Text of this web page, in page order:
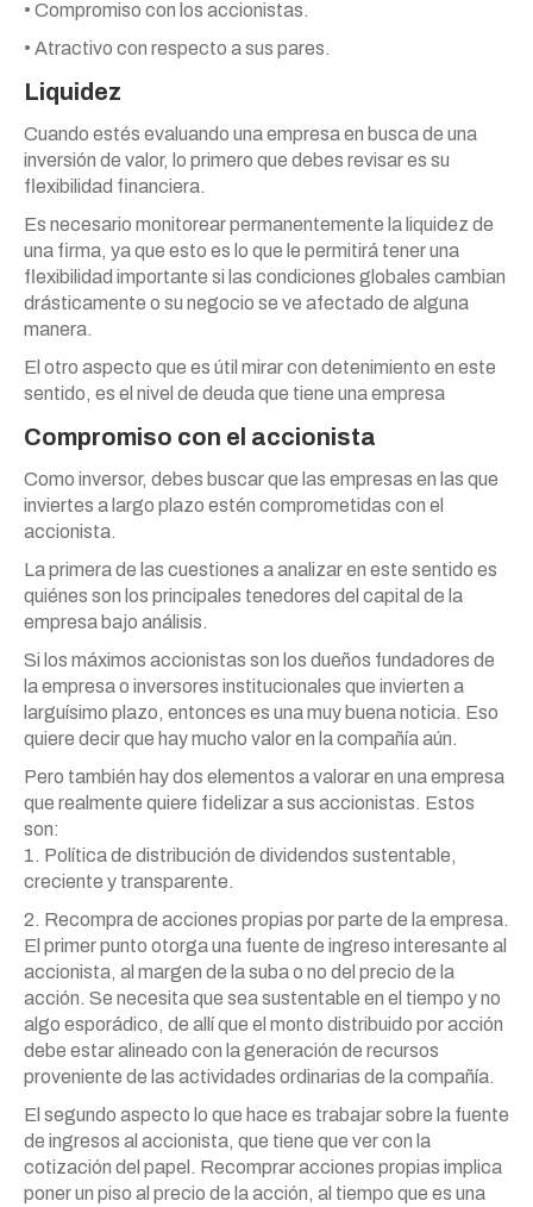
• Compromiso con los accionistas.
• Atractivo con respecto a sus pares.
Liquidez
Cuando estés evaluando una empresa en busca de una
inversión de valor, lo primero que debes revisar es su
flexibilidad financiera.
Es necesario monitorear permanentemente la liquidez de
una firma, ya que esto es lo que le permitirá tener una
flexibilidad importante si las condiciones globales cambian
drásticamente o su negocio se ve afectado de alguna
manera.
El otro aspecto que es útil mirar con detenimiento en este
sentido, es el nivel de deuda que tiene una empresa
Compromiso con el accionista
Como inversor, debes buscar que las empresas en las que
inviertes a largo plazo estén comprometidas con el
accionista.
La primera de las cuestiones a analizar en este sentido es
quiénes son los principales tenedores del capital de la
empresa bajo análisis.
Si los máximos accionistas son los dueños fundadores de
la empresa o inversores institucionales que invierten a
larguísimo plazo, entonces es una muy buena noticia. Eso
quiere decir que hay mucho valor en la compañía aún.
Pero también hay dos elementos a valorar en una empresa
que realmente quiere fidelizar a sus accionistas. Estos
son:
1. Política de distribución de dividendos sustentable,
creciente y transparente.
2. Recompra de acciones propias por parte de la empresa.
El primer punto otorga una fuente de ingreso interesante al
accionista, al margen de la suba o no del precio de la
acción. Se necesita que sea sustentable en el tiempo y no
algo esporádico, de allí que el monto distribuido por acción
debe estar alineado con la generación de recursos
proveniente de las actividades ordinarias de la compañía.
El segundo aspecto lo que hace es trabajar sobre la fuente
de ingresos al accionista, que tiene que ver con la
cotización del papel. Recomprar acciones propias implica
poner un piso al precio de la acción, al tiempo que es una